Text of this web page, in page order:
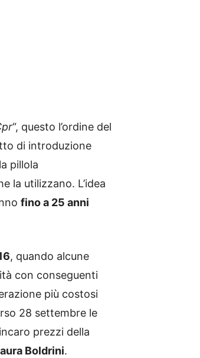
“, questo l’ordine del
di introduzione
la pillola
la utilizzano. L’idea
fino a 25 anni
, quando alcune
con conseguenti
più costosi
28 settembre le
prezzi della
Boldrini.